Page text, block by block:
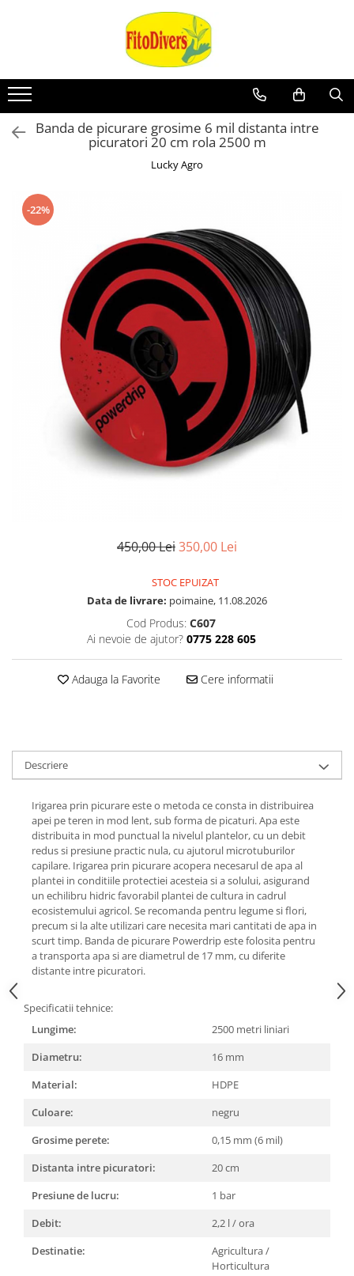
Banda de picurare grosime 6 mil distanta intre
picuratori 20 cm rola 2500 m
Lucky Agro
-22%
450,00 Lei350,00 Lei
STOC EPUIZAT
Data de livrare: poimaine, 11.08.2026
Cod Produs: C607
Ai nevoie de ajutor? 0775 228 605
Adauga la Favorite Cere informatii
Descriere
Irigarea prin picurare este o metoda ce consta in distribuirea
apei pe teren in mod lent, sub forma de picaturi. Apa este
distribuita in mod punctual la nivelul plantelor, cu un debit
redus si presiune practic nula, cu ajutorul microtuburilor
capilare. Irigarea prin picurare acopera necesarul de apa al
plantei in conditiile protectiei acesteia si a solului, asigurand
un echilibru hidric favorabil plantei de cultura in cadrul
ecosistemului agricol. Se recomanda pentru legume si flori,
precum si la alte utilizari care necesita mari cantitati de apa in
scurt timp. Banda de picurare Powerdrip este folosita pentru
a transporta apa si are diametrul de 17 mm, cu diferite
distante intre picuratori.
Specificatii tehnice:
Lungime:
2500 metri liniari
Diametru:
16 mm
Material:
HDPE
Culoare:
negru
Grosime perete:
0,15 mm (6 mil)
Distanta intre picuratori:
20 cm
Presiune de lucru:
1 bar
Debit:
2,2 l / ora
Destinatie:
Agricultura /
Horticultura